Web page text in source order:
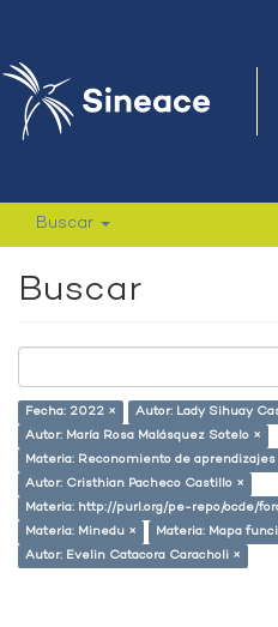
Buscar
Buscar
Fecha: 2022 ×
Autor: Lady Sihuay
Autor: María Rosa Malásquez Sotelo ×
Materia: Reconomiento de aprendizajes
Autor: Cristhian Pacheco Castillo ×
Materia: http://purl.org/pe-repo/ocde/
Materia: Minedu ×
Materia: Mapa
Autor: Evelin Catacora Caracholi ×